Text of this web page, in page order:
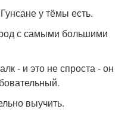
у тёмы есть.
с самыми большими
- и это не спроста - он
выучить.